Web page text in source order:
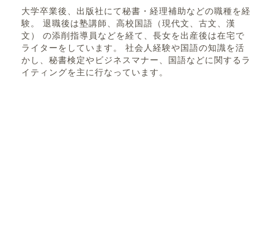
大学卒業後、出版社にて秘書・経理補助などの職種を経
験。 退職後は塾講師、高校国語（現代文、古文、漢
文） の添削指導員などを経て、長女を出産後は在宅で
ライターをしています。 社会人経験や国語の知識を活
かし、秘書検定やビジネスマナー、国語などに関するラ
イティングを主に行なっています。